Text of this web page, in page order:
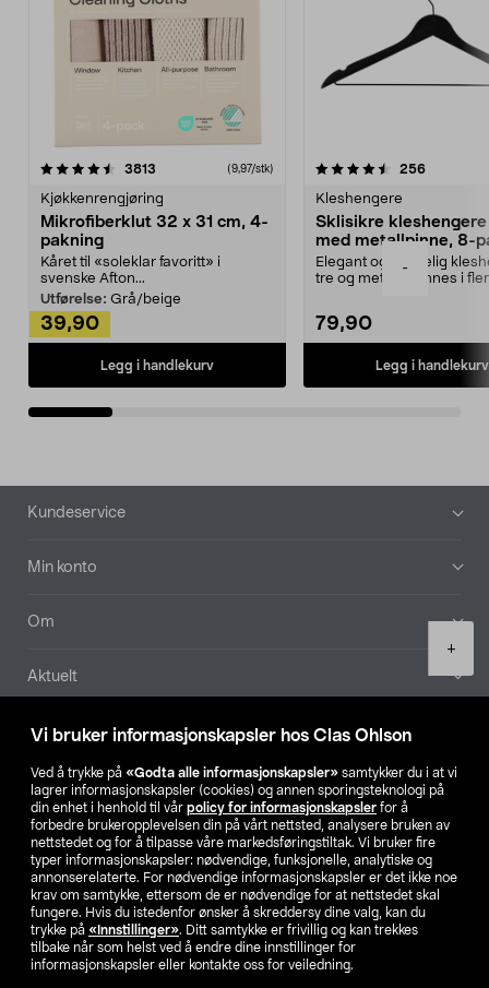
Vi bruker informasjonskapsler hos Clas Ohlson
Ved å trykke på «Godta alle informasjonskapsler» samtykker du i at vi
lagrer informasjonskapsler (cookies) og annen sporingsteknologi på
din enhet i henhold til vår policy for informasjonskapsler for å
forbedre brukeropplevelsen din på vårt nettsted, analysere bruken av
nettstedet og for å tilpasse våre markedsføringstiltak. Vi bruker fire
typer informasjonskapsler: nødvendige, funksjonelle, analytiske og
annonserelaterte. For nødvendige informasjonskapsler er det ikke noe
krav om samtykke, ettersom de er nødvendige for at nettstedet skal
fungere. Hvis du istedenfor ønsker å skreddersy dine valg, kan du
trykke på «Innstillinger». Ditt samtykke er frivillig og kan trekkes
tilbake når som helst ved å endre dine innstillinger for
informasjonskapsler eller kontakte oss for veiledning.
-
+
3813 anmeldelser(9,97/stk)
Kjøkkenrengjøring
Mikrofiberklut 32 x 31 cm, 4-
pakning
Kåret til «soleklar favoritt» i
svenske Afton...
Utførelse: Grå/beige
39,90
Legg i handlekurv
4.5av 5 stjerner 256
Kleshengere
Sklisikre
med metallpinne, 8-
Elegant og skikkelig
tre og metall – finnes i
79,90
Legg i handlekurv
4.5av 5 stjerner
Bunntekst
Kundeservice
Min konto
Om
Aktuelt
Våre selskaper
Finn din butikk
SE NO FI